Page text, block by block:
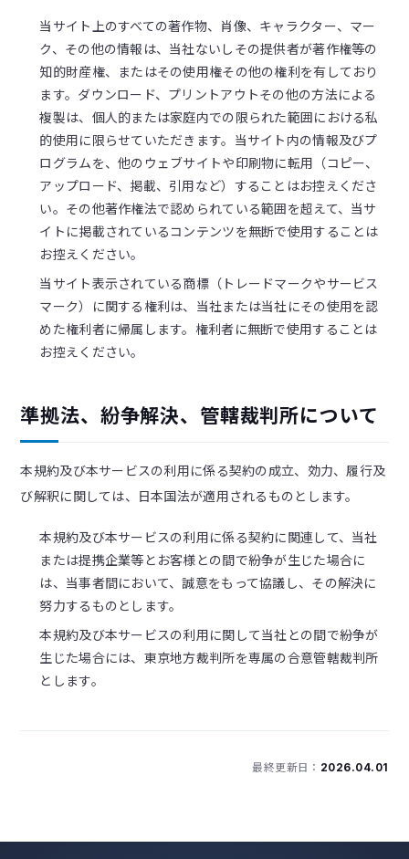
当サイト上のすべての著作物、肖像、キャラクター、マー
ク、その他の情報は、当社ないしその提供者が著作権等の
知的財産権、またはその使用権その他の権利を有しており
ます。ダウンロード、プリントアウトその他の方法による
複製は、個人的または家庭内での限られた範囲における私
的使用に限らせていただきます。当サイト内の情報及びプ
ログラムを、他のウェブサイトや印刷物に転用（コピー、
アップロード、掲載、引用など）することはお控えくださ
い。その他著作権法で認められている範囲を超えて、当サ
イトに掲載されているコンテンツを無断で使用することは
お控えください。
当サイト表示されている商標（トレードマークやサービス
マーク）に関する権利は、当社または当社にその使用を認
めた権利者に帰属します。権利者に無断で使用することは
お控えください。
準拠法、紛争解決、管轄裁判所について
本規約及び本サービスの利用に係る契約の成立、効力、履行及
び解釈に関しては、日本国法が適用されるものとします。
本規約及び本サービスの利用に係る契約に関連して、当社
または提携企業等とお客様との間で紛争が生じた場合に
は、当事者間において、誠意をもって協議し、その解決に
努力するものとします。
本規約及び本サービスの利用に関して当社との間で紛争が
生じた場合には、東京地方裁判所を専属の合意管轄裁判所
とします。
最終更新日： 2026.04.01